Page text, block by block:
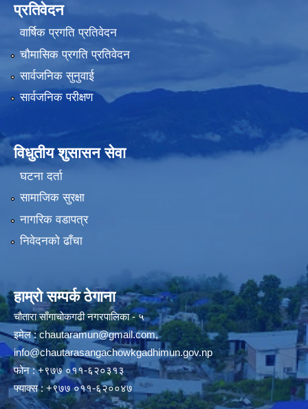
प्रतिवेदन
वार्षिक प्रगति प्रतिवेदन
चौमासिक प्रगति प्रतिवेदन
सार्वजनिक सुनुवाई
सार्वजनिक परीक्षण
विधुतीय शुसासन सेवा
घटना दर्ता
सामाजिक सुरक्षा
नागरिक वडापत्र
निवेदनको ढाँचा
हाम्रो सम्पर्क ठेगाना
चौतारा साँगाचोकगढी नगरपालिका - ५
इमेल :chautaramun@gmail.com,
info@chautarasangachowkgadhimun.gov.np
फोन : +९७७ ०११-६२०३१३
फ्याक्स : +९७७ ०११-६२००४७